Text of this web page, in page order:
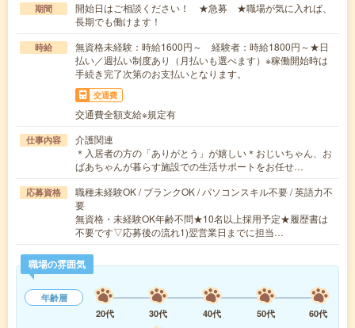
期間
開始日はご相談ください！ ★急募 ★職場が気に入れば、
長期でも働けます！
時給
無資格未経験：時給1600円～ 経験者：時給1800円～★日
払い／週払い制度あり（月払いも選べます）※稼働開始時は
手続き完了次第のお支払いとなります。
交通費
交通費全額支給※規定有
仕事内容
介護関連
＊入居者の方の「ありがとう」が嬉しい＊おじいちゃん、お
ばあちゃんが暮らす施設での生活サポートをお任せ…
応募資格
職種未経験OK / ブランクOK / パソコンスキル不要 / 英語力不
要
無資格・未経験OK年齢不問★10名以上採用予定★履歴書は
不要です▽応募後の流れ1)翌営業日までに担当…
職場の雰囲気
年齢層
20代
30代 40代 50代
60代